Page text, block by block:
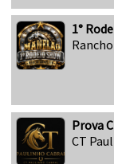
1°
Prova
CT